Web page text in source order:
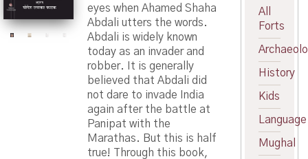
eyes when Ahamed Shaha
Abdali utters the words.
Abdali is widely known
today as an invader and
robber. It is generally
believed that Abdali did
not dare to invade India
again after the battle at
Panipat with the
Marathas. But this is half
true! Through this book,
All
Forts
History
Kids
Language
Mughal